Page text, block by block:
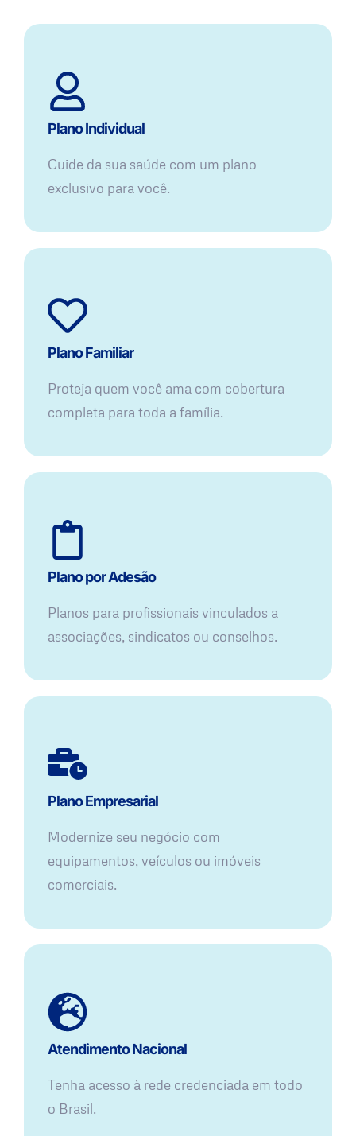
Plano Individual
Cuide da sua saúde com um plano
exclusivo para você.
Plano Familiar
Proteja quem você ama com cobertura
completa para toda a família.
Plano por Adesão
Planos para profissionais vinculados a
associações, sindicatos ou conselhos.
Plano Empresarial
Modernize seu negócio com
equipamentos, veículos ou imóveis
comerciais.
Atendimento Nacional
Tenha acesso à rede credenciada em todo
o Brasil.